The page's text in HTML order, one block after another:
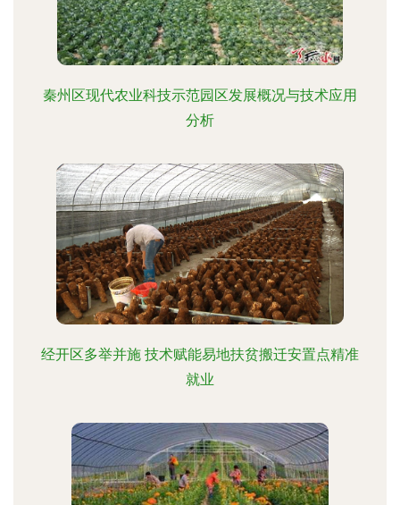
秦州区现代农业科技示范园区发展概况与技术应用
分析
经开区多举并施 技术赋能易地扶贫搬迁安置点精准
就业